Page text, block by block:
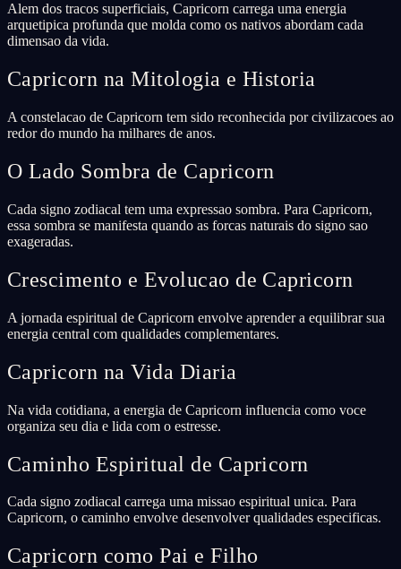
Alem dos tracos superficiais, Capricorn carrega uma energia
arquetipica profunda que molda como os nativos abordam cada
dimensao da vida.
Capricorn na Mitologia e Historia
A constelacao de Capricorn tem sido reconhecida por civilizacoes ao
redor do mundo ha milhares de anos.
O Lado Sombra de Capricorn
Cada signo zodiacal tem uma expressao sombra. Para Capricorn,
essa sombra se manifesta quando as forcas naturais do signo sao
exageradas.
Crescimento e Evolucao de Capricorn
A jornada espiritual de Capricorn envolve aprender a equilibrar sua
energia central com qualidades complementares.
Capricorn na Vida Diaria
Na vida cotidiana, a energia de Capricorn influencia como voce
organiza seu dia e lida com o estresse.
Caminho Espiritual de Capricorn
Cada signo zodiacal carrega uma missao espiritual unica. Para
Capricorn, o caminho envolve desenvolver qualidades especificas.
Capricorn como Pai e Filho